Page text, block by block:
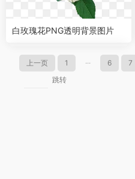
白玫瑰花PNG透明背景图片
上一页 1 ··· 6 7
跳转